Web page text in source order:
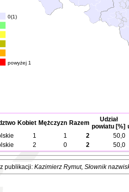
0(1)
powyżej 1
Kobiet Mężczyzn Razem
Udział
powiatu [%]
1 1 2
50,0
2 0 2 50,0
publikacji: Kazimierz Rymut, Słownik